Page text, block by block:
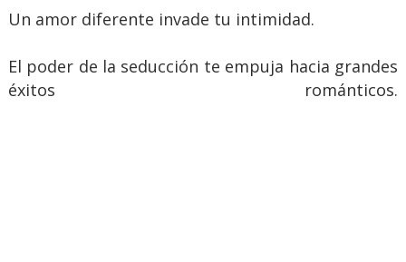
Un amor diferente invade tu intimidad.
El poder de la seducción te empuja hacia grandes
éxitos románticos.